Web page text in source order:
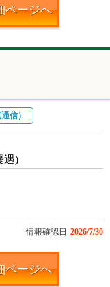
ページへ
信）
遇)
情報確認日 2026/7/30
ページへ